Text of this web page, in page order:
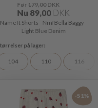
Før179,00 DKK
Nu 89,00 DKK
Name It Shorts - NmfBella Baggy -
Light Blue Denim
104 110 116
-51%